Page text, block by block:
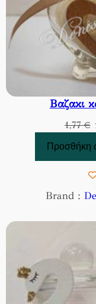
Βαζακι
1,77€
Προσθήκη
Brand :